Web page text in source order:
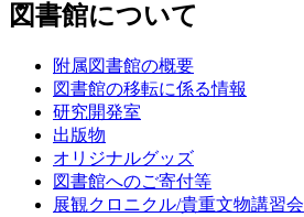
図書館について
附属図書館の概要
図書館の移転に係る情報
研究開発室
出版物
オリジナルグッズ
図書館へのご寄付等
展観クロニクル/貴重文物講習会